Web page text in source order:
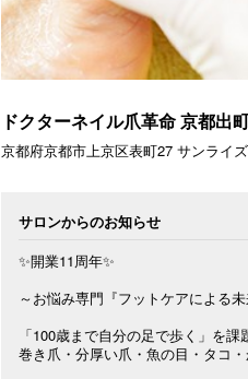
ドクターネイル爪革命 京都出
京都府京都市上京区表町27 サンライ
サロンからのお知らせ
✨開業11周年✨
～お悩み専門『フットケアによる
「100歳まで自分の足で歩く」を課
巻き爪・分厚い爪・魚の目・タコ